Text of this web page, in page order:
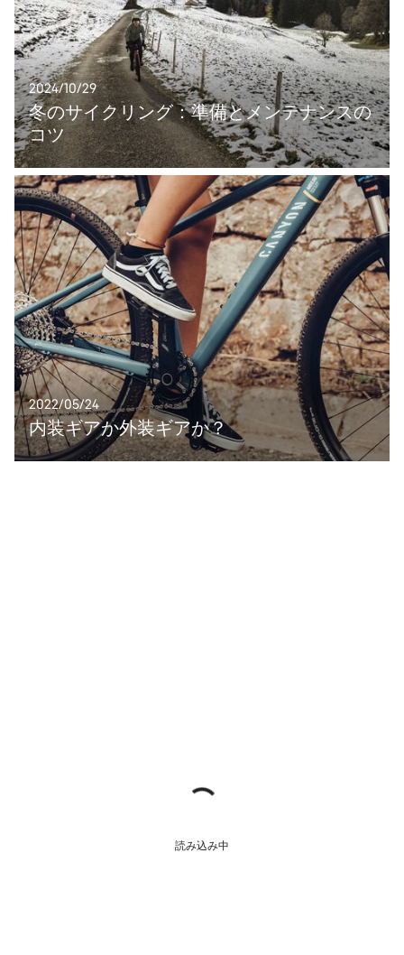
2024/10/29
冬のサイクリング：準備とメンテナンスの
コツ
2022/05/24
内装ギアか外装ギアか？
読み込み中